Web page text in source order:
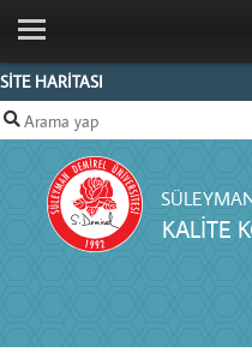
SİTE HARİTASI
KALITE
ANA SAYFA
HAKKIMIZDA
KOMİSYON
ÜYELERİ
FAALİYETLER
AKREDİTASYON